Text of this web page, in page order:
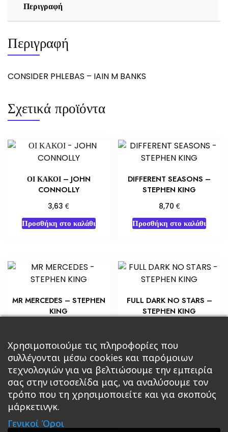
Περιγραφή
Περιγραφή
CONSIDER PHLEBAS – IAIN M BANKS
Σχετικά προϊόντα
ΟΙ ΚΑΚΟΙ – JOHN
CONNOLLY
3,63€
Προσθήκη στο καλάθι
DIFFERENT SEASONS –
STEPHEN KING
8,70 €
Προσθήκη στο καλάθι
MR MERCEDES – STEPHEN
KING
Προσθήκη στο καλάθι
FULL DARK NO STARS –
STEPHEN KING
Προσθήκη στο καλάθι
Κεντρική Βιβλία
Roleplaying Games Ψυχαγωγία Εκδόσεις Βάρδος
Χρησιμοποιούμε τις πληροφορίες που
συλλέγονται μέσω cookies και παρόμοιων
τεχνολογιών για να βελτιώσουμε την εμπειρία
σας στην ιστοσελίδα μας, να αναλύσουμε τον
τρόπο που τη χρησιμοποιείτε και για σκοπούς
μάρκετινγκ.
Γενικοί Όροι